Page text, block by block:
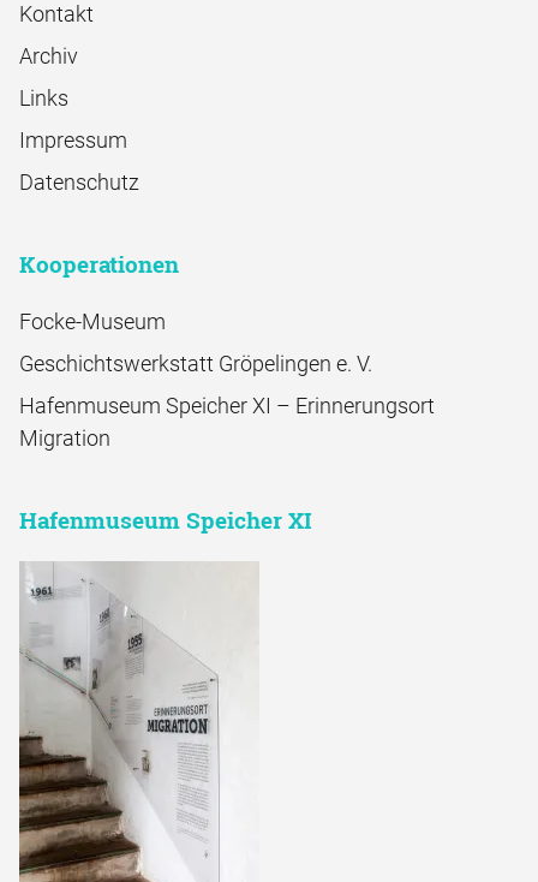
Kontakt
Archiv
Links
Impressum
Datenschutz
Kooperationen
Focke-Museum
Geschichtswerkstatt Gröpelingen e. V.
Hafenmuseum Speicher XI – Erinnerungsort
Migration
Hafenmuseum Speicher XI